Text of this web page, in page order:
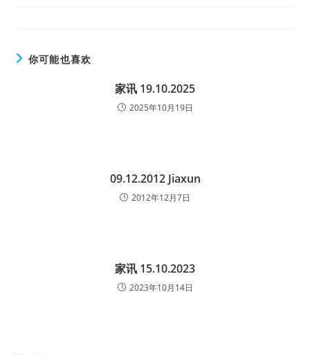
你可能也喜欢
家讯 19.10.2025
2025年10月19日
09.12.2012 Jiaxun
2012年12月7日
家讯 15.10.2023
2023年10月14日